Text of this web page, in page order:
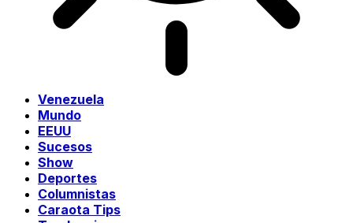
Venezuela
Mundo
EEUU
Sucesos
Show
Deportes
Columnistas
Caraota Tips